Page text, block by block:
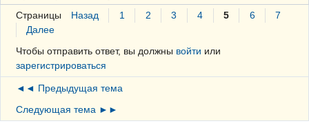
Страницы Назад 1 2 3 4 5 6
7
Далее
Чтобы отправить ответ, вы должны войти или
зарегистрироваться
◄◄ Предыдущая тема
Следующая тема ►►